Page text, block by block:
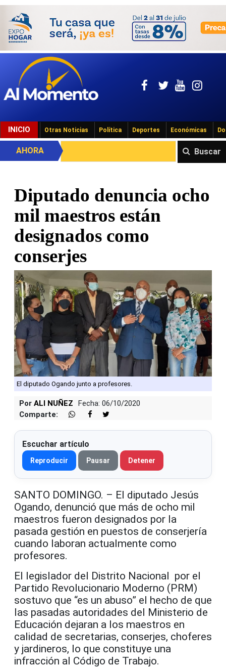
INICIO Otras Noticias Política Deportes Económicas
Buscar
AHORA
Diputado denuncia ocho
mil maestros están
designados como
conserjes
El diputado Ogando junto a profesores.
Por ALI NUÑEZ
Fecha: 06/10/2020
Comparte:
Escuchar artículo
Reproducir Pausar Detener
SANTO DOMINGO. – El diputado Jesús
Ogando, denunció que más de ocho mil
maestros fueron designados por la
pasada gestión en puestos de conserjería
cuando laboran actualmente como
profesores.
El legislador del Distrito Nacional por el
Partido Revolucionario Moderno (PRM)
sostuvo que “es un abuso” el hecho de que
las pasadas autoridades del Ministerio de
Educación dejaran a los maestros en
calidad de secretarias, conserjes, choferes
y jardineros, lo que constituye una
infracción al Código de Trabajo.